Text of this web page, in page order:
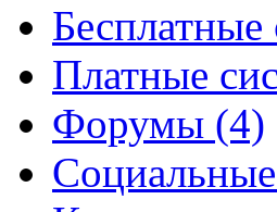
Платные
Форумы (4)